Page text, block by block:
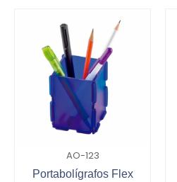
AO-123
Portabolígrafos Flex